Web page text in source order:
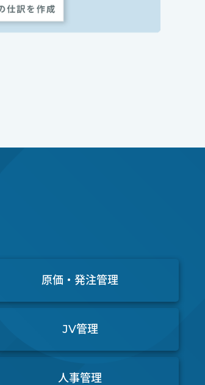
原価・発注管理
JV管理
人事管理